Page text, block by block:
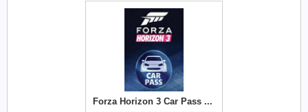
Forza Horizon 3 Car Pass Key